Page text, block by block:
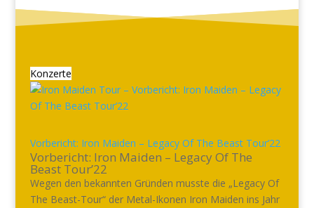
Konzerte
Vorbericht: Iron Maiden – Legacy Of The Beast Tour’22
Vorbericht: Iron Maiden – Legacy Of The
Beast Tour’22
Wegen den bekannten Gründen musste die „Legacy Of
The Beast-Tour“ der Metal-Ikonen Iron Maiden ins Jahr